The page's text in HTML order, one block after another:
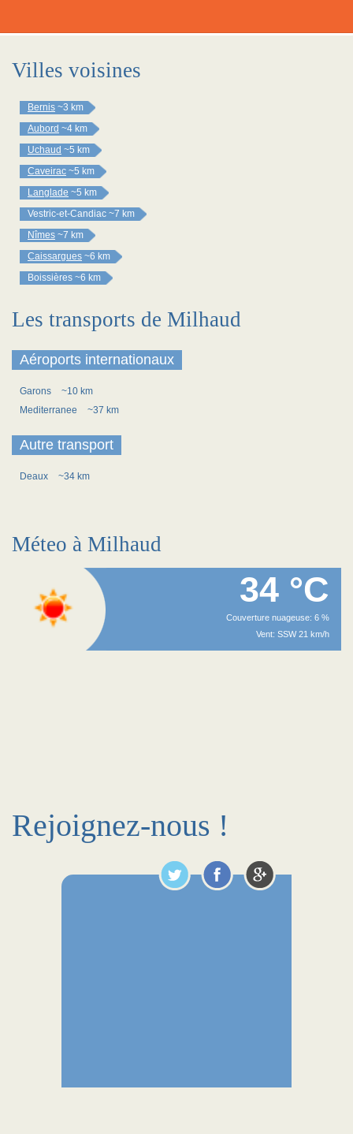
Villes voisines
Bernis ~3 km
Aubord ~4 km
Uchaud ~5 km
Caveirac ~5 km
Langlade ~5 km
Vestric-et-Candiac ~7 km
Nîmes ~7 km
Caissargues ~6 km
Boissières ~6 km
Les transports de Milhaud
Aéroports internationaux
Garons
~10 km
Mediterranee
~37 km
Autre transport
Deaux ~34 km
Méteo à Milhaud
34 °C
Couverture nuageuse: 6 %
Vent: SSW 21 km/h
Rejoignez-nous !